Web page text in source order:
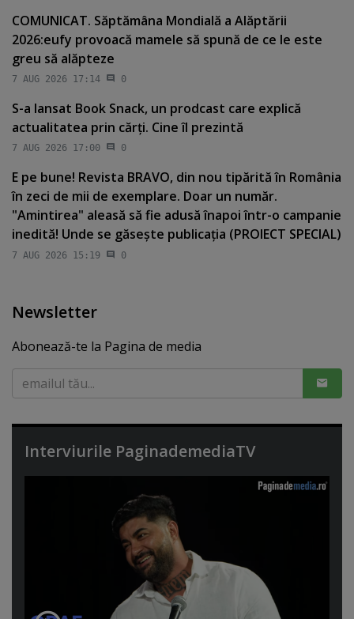
COMUNICAT. Săptămâna Mondială a Alăptării
2026:eufy provoacă mamele să spună de ce le este
greu să alăpteze
7 AUG 2026 17:14 0
S-a lansat Book Snack, un prodcast care explică
actualitatea prin cărţi. Cine îl prezintă
7 AUG 2026 17:00 0
E pe bune! Revista BRAVO, din nou tipărită în România
în zeci de mii de exemplare. Doar un număr.
"Amintirea" aleasă să fie adusă înapoi într-o campanie
inedită! Unde se găseşte publicaţia (PROIECT SPECIAL)
7 AUG 2026 15:19 0
Newsletter
Abonează-te la Pagina de media
Interviurile PaginademediaTV